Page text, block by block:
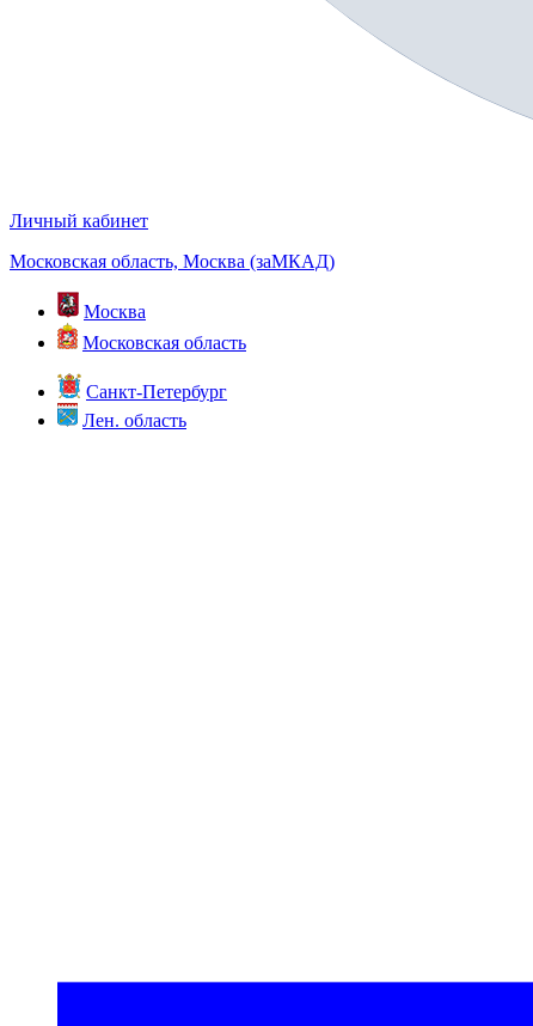
Личный кабинет
Московская область, Москва (заМКАД)
Москва
Московская область
Санкт-Петербург
Лен. область